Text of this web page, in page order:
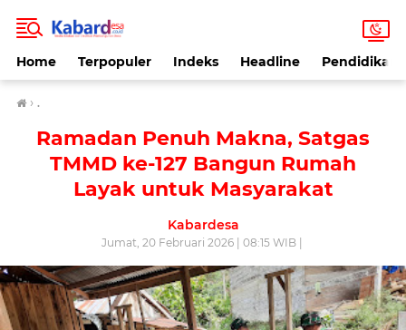
Home Terpopuler Indeks Headline Pendidikan
› .
Ramadan Penuh Makna, Satgas
TMMD ke-127 Bangun Rumah
Layak untuk Masyarakat
Kabardesa
Jumat, 20 Februari 2026 | 08:15 WIB |